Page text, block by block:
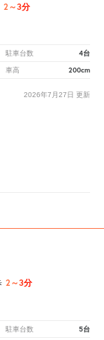
2～3分
駐車台数 4台
車高 200cm
2026年7月27日 更新
2～3分
駐車台数 5台